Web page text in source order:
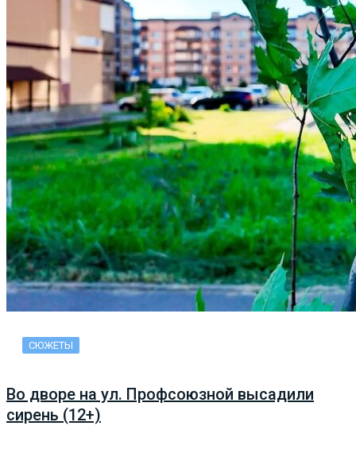
СЮЖЕТЫ
Во дворе на ул. Профсоюзной высадили
сирень (12+)